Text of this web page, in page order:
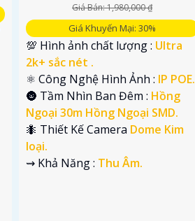
Giá Bán: 1,980,000 ₫
Giá Khuyến Mại: 30%
💯 Hình ảnh chất lượng : Ultra
2k+ sắc nét .
⚛️ Công Nghệ Hình Ảnh : IP POE.
🌚 Tầm Nhìn Ban Đêm : Hồng
Ngoại 30m Hồng Ngoại SMD.
🐜 Thiết Kế Camera Dome Kim
loại.
️⇝ Khả Năng : Thu Âm.